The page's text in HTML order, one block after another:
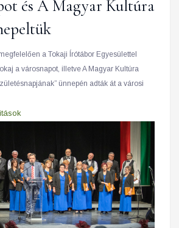
és A Magyar Kultúra
a Tokaji Írótábor Egyesülettel
a városnapot, illetve A Magyar Kultúra
ünnepén adták át a városi